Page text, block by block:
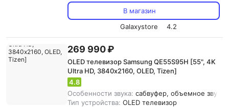
В магазин
Galaxystore
4.2
269 990 ₽
OLED телевизор Samsung QE55S95H [55", 4K
Ultra HD, 3840х2160, OLED, Tizen]
4.8
Особенности звука: сабвуфер, объемное
Тип устройства: OLED телевизор